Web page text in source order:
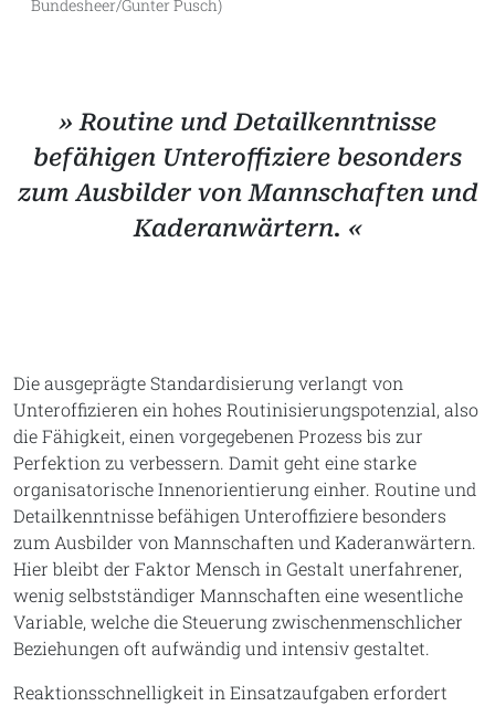
Bundesheer/Gunter Pusch)
» Routine und Detailkenntnisse
befähigen Unteroffiziere besonders
zum Ausbilder von Mannschaften und
Kaderanwärtern. «
Die ausgeprägte Standardisierung verlangt von
Unteroffizieren ein hohes Routinisierungspotenzial, also
die Fähigkeit, einen vorgegebenen Prozess bis zur
Perfektion zu verbessern. Damit geht eine starke
organisatorische Innenorientierung einher. Routine und
Detailkenntnisse befähigen Unteroffiziere besonders
zum Ausbilder von Mannschaften und Kaderanwärtern.
Hier bleibt der Faktor Mensch in Gestalt unerfahrener,
wenig selbstständiger Mannschaften eine wesentliche
Variable, welche die Steuerung zwischenmenschlicher
Beziehungen oft aufwändig und intensiv gestaltet.
Reaktionsschnelligkeit in Einsatzaufgaben erfordert